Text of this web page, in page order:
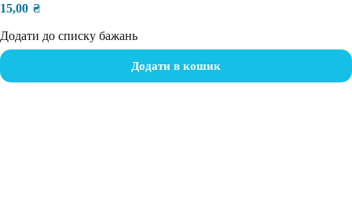
15,00 ₴
Додати до списку бажань
Додати в кошик